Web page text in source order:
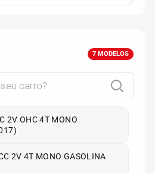
7 MODELOS
2V OHC 4T MONO
2V 4T MONO GASOLINA